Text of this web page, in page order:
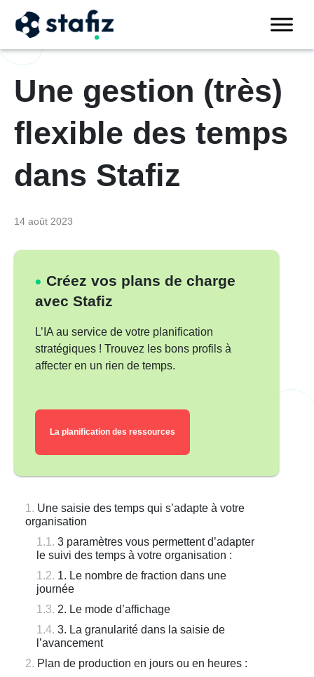
Une gestion (très)
flexible des temps
dans Stafiz
14 août 2023
Créez vos plans de charge
avec Stafiz
L’IA au service de votre planification
stratégiques ! Trouvez les bons profils à
affecter en un rien de temps.
La planification des ressources
Une saisie des temps qui s’adapte à votre
organisation
3 paramètres vous permettent d’adapter
le suivi des temps à votre organisation :
1. Le nombre de fraction dans une
journée
2. Le mode d’affichage
3. La granularité dans la saisie de
l’avancement
Plan de production en jours ou en heures :